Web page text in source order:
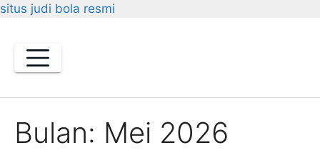
situs judi bola resmi
content
Bulan: Mei 2026